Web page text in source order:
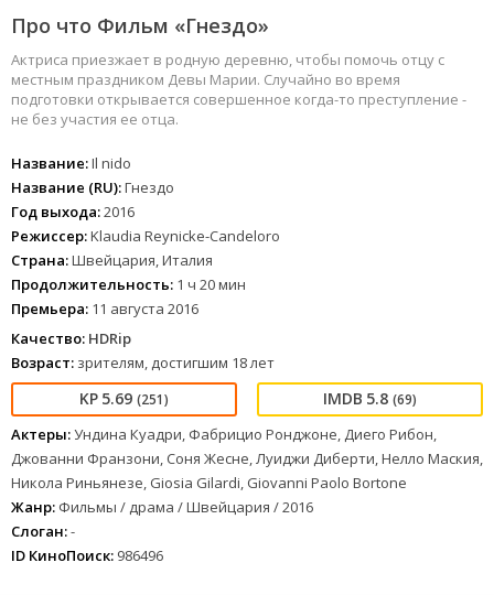
Про что Фильм «Гнездо»
Актриса приезжает в родную деревню, чтобы помочь отцу с
местным праздником Девы Марии. Случайно во время
подготовки открывается совершенное когда-то преступление -
не без участия ее отца.
Название:Il nido
Название (RU):Гнездо
Год выхода:2016
Режиссер:Klaudia Reynicke-Candeloro
Страна:Швейцария, Италия
Продолжительность: 1 ч 20 мин
Премьера: 11 августа 2016
Качество: HDRip
Возраст: зрителям, достигшим 18 лет
5.69 (251) 5.8 (69)
Актеры:Ундина Куадри, Фабрицио Ронджоне, Диего Рибон,
Джованни Франзони, Соня Жесне, Луиджи Диберти, Нелло Маския,
Никола Риньянезе, Giosia Gilardi, Giovanni Paolo Bortone
Жанр: Фильмы / драма / Швейцария / 2016
Слоган:-
ID КиноПоиск: 986496